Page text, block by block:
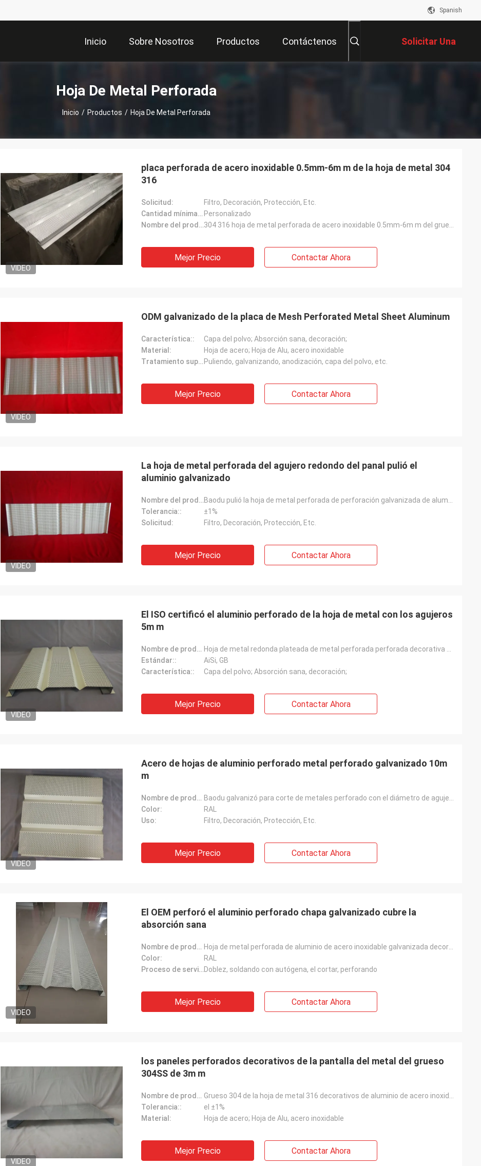
Spanish
Inicio Sobre Nosotros Productos Contáctenos Solicitar Una
Cotización
Hoja De Metal Perforada
Inicio / Productos / Hoja De Metal Perforada
Estoy muy satisfecho con el buen
producto. Envío rápido y todo ha ido muy
“Lo recibimos hace 8 días y todo fue le
cosa que comunicamos con usted”
VIDEO
placa perforada de acero inoxidable 0.5mm-6m m de la hoja de metal 304
316
Solicitud:
Filtro, Decoración, Protección, Etc.
Cantidad mínima de pedido: Personalizado
Nombre del producto:
Mejor Precio Contactar Ahora
VIDEO
ODM galvanizado de la placa de Mesh Perforated Metal Sheet Aluminum
Característica::
Capa del polvo; Absorción sana, decoración;
Material:
Hoja de acero; Hoja de Alu, acero inoxidable
Tratamiento superficial: Puliendo, galvanizando, anodización, capa del polvo, etc.
Mejor Precio Contactar Ahora
VIDEO
La hoja de metal perforada del agujero redondo del panal pulió el
aluminio galvanizado
Nombre del producto:
Tolerancia::
±1%
Solicitud:
Filtro, Decoración, Protección, Etc.
Mejor Precio Contactar Ahora
VIDEO
El ISO certificó el aluminio perforado de la hoja de metal con los agujeros
5m m
Nombre de producto:
Estándar::
AiSi, GB
Característica::
Capa del polvo; Absorción sana, decoración;
Mejor Precio Contactar Ahora
VIDEO
Acero de hojas de aluminio perforado metal perforado galvanizado 10m
m
Nombre de producto:
Color:
RAL
Uso:
Filtro, Decoración, Protección, Etc.
Mejor Precio Contactar Ahora
VIDEO
El OEM perforó el aluminio perforado chapa galvanizado cubre la
absorción sana
Nombre de producto:
Color:
RAL
Proceso de servicio::Doblez, soldando con autógena, el cortar, perforando
Mejor Precio Contactar Ahora
VIDEO
los paneles perforados decorativos de la pantalla del metal del grueso
304SS de 3m m
Nombre de producto:
Tolerancia::
el ±1%
Material:
Hoja de acero; Hoja de Alu, acero inoxidable
Mejor Precio Contactar Ahora